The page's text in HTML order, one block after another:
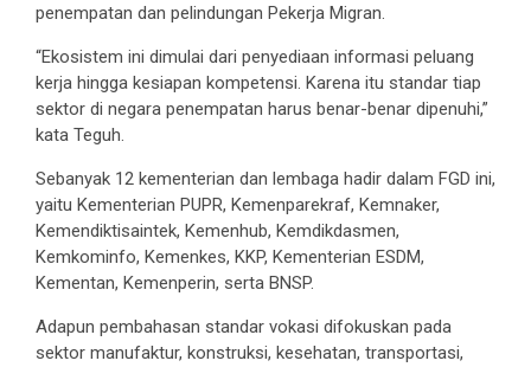
penempatan dan pelindungan Pekerja Migran.
“Ekosistem ini dimulai dari penyediaan informasi peluang
kerja hingga kesiapan kompetensi. Karena itu standar tiap
sektor di negara penempatan harus benar-benar dipenuhi,”
kata Teguh.
Sebanyak 12 kementerian dan lembaga hadir dalam FGD ini,
yaitu Kementerian PUPR, Kemenparekraf, Kemnaker,
Kemendiktisaintek, Kemenhub, Kemdikdasmen,
Kemkominfo, Kemenkes, KKP, Kementerian ESDM,
Kementan, Kemenperin, serta BNSP.
Adapun pembahasan standar vokasi difokuskan pada
sektor manufaktur, konstruksi, kesehatan, transportasi,